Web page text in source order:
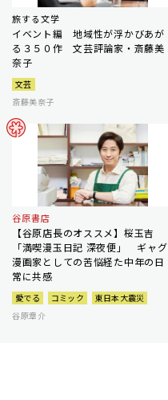
旅する文学
イベント編 地域性が浮かびあが
る３５０作 文芸評論家・斎藤美
奈子
文芸
斎藤美奈子
谷原書店
【谷原店長のオススメ】桜玉吉
「満喫漫玉日記 深夜便」 ギャグ
漫画家としての苦悩経た中年の日
常に共感
愛でる コミック
東日本大震災
谷原章介